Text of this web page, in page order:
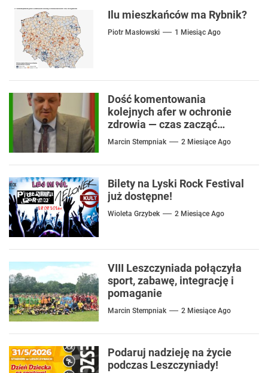
Ilu mieszkańców ma Rybnik?
Piotr Masłowski 1 Miesiąc Ago
Dość komentowania
kolejnych afer w ochronie
zdrowia — czas zacząć
mówić o rozwiązaniach
Marcin Stempniak 2 Miesiące Ago
Bilety na Lyski Rock Festival
już dostępne!
Wioleta Grzybek 2 Miesiące Ago
VIII Leszczyniada połączyła
sport, zabawę, integrację i
pomaganie
Marcin Stempniak 2 Miesiące Ago
Podaruj nadzieję na życie
podczas Leszczyniady!